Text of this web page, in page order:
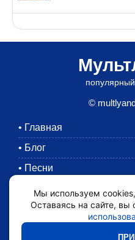
©
• Главная
• Блог
• Песни
Раскраски
Картинки
•
Мы используем
Оставаясь на сайте, вы